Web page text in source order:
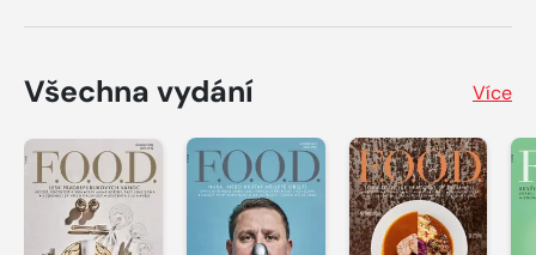
Všechna vydání Více